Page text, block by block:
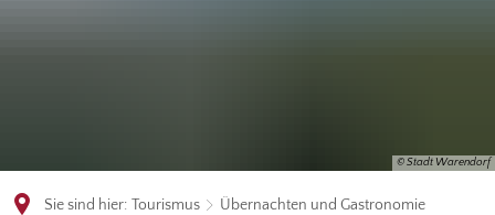
© Stadt Warendorf
Sie sind hier: Tourismus
Übernachten und Gastronomie